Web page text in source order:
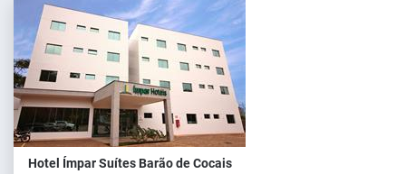
Hotel Ímpar Suítes Barão de Cocais